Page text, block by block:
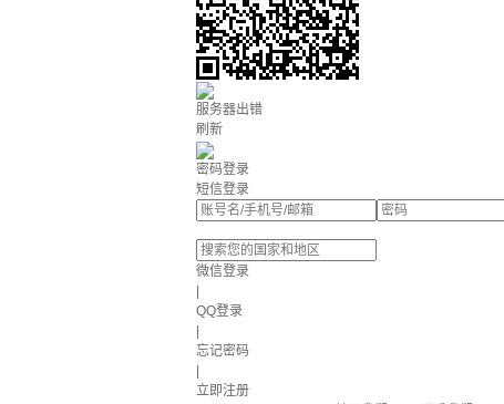
服务器出错
刷新
密码登录
短信登录
微信登录
QQ登录
忘记密码
立即注册